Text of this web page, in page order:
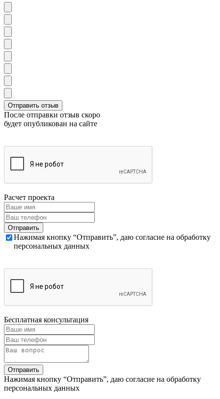
После отправки отзыв скоро
будет опубликован на сайте
Расчет проекта
Нажимая кнопку “Отправить”, даю согласие на обработку
персональных данных
Бесплатная консультация
Нажимая кнопку “Отправить”, даю согласие на обработку
персональных данных